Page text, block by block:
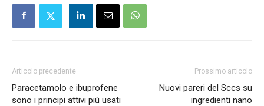
Articolo precedente
Paracetamolo e ibuprofene
sono i principi attivi più usati
Prossimo articolo
Nuovi pareri del Sccs su
ingredienti nano